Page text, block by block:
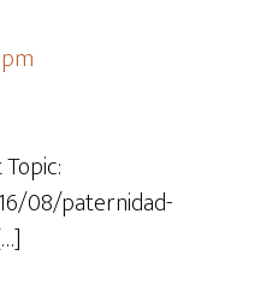
08/paternidad-